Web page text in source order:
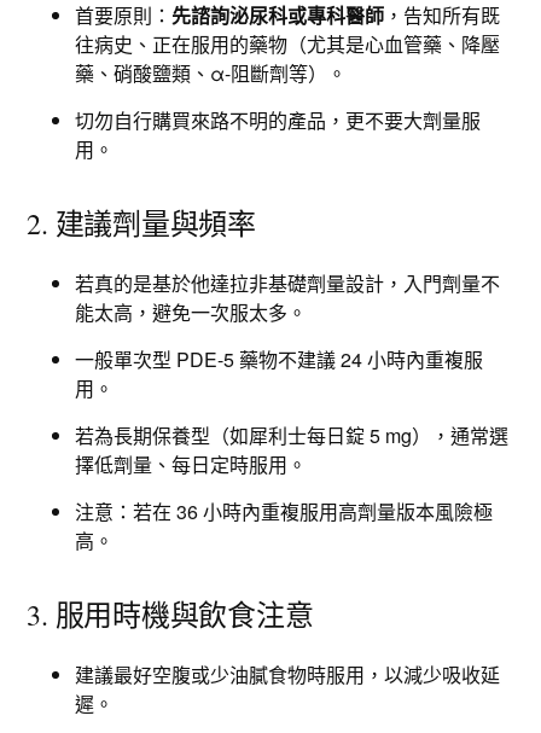
首要原則： 先諮詢泌尿科或專科醫師 ，告知所有既
往病史、正在服用的藥物（尤其是心血管藥、降壓
藥、硝酸鹽類、α-阻斷劑等）。
切勿自行購買來路不明的產品，更不要大劑量服
用。
2. 建議劑量與頻率
若真的是基於他達拉非基礎劑量設計，入門劑量不
能太高，避免一次服太多。
一般單次型 PDE-5 藥物不建議 24 小時內重複服
用。
若為長期保養型（如犀利士每日錠 5 mg），通常選
擇低劑量、每日定時服用。​
注意：若在 36 小時內重複服用高劑量版本風險極
高。​
3. 服用時機與飲食注意
建議最好空腹或少油膩食物時服用，以減少吸收延
遲。​